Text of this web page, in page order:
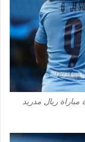
ريال مدريد